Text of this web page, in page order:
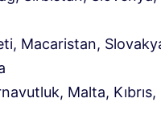
Macaristan,
Malta, Kıbrıs,